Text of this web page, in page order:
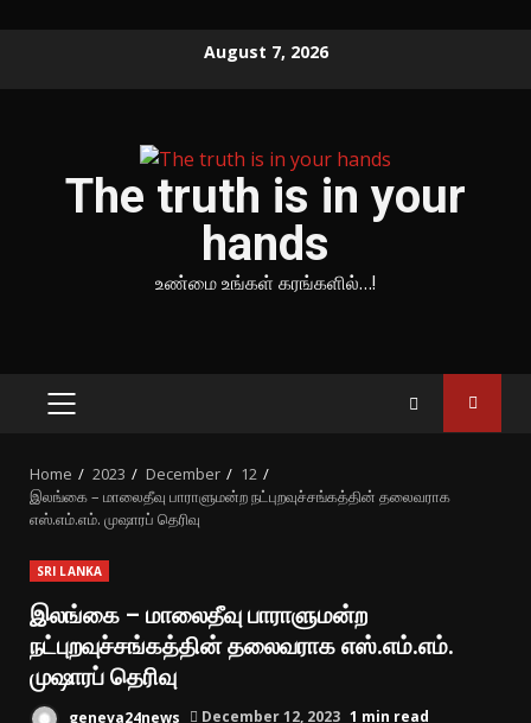
August 7, 2026
The truth is in your
hands
உண்மை உங்கள் கரங்களில்…!
PRIMARY
Home 2023 December
12
இலங்கை – மாலைதீவு பாராளுமன்ற நட்புறவுச்சங்கத்தின் தலைவராக
எஸ்.எம்.எம். முஷாரப் தெரிவு
SRI LANKA
இலங்கை – மாலைதீவு பாராளுமன்ற
நட்புறவுச்சங்கத்தின் தலைவராக எஸ்.எம்.எம்.
முஷாரப் தெரிவு
geneva24news December 12, 2023 1 min read